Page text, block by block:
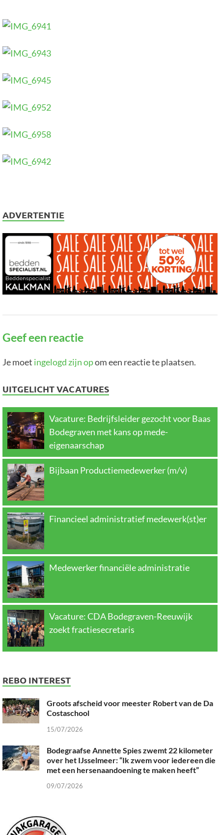
ADVERTENTIE
Geef een reactie
Je moet ingelogd zijn opom een reactie te plaatsen.
UITGELICHT VACATURES
Vacature: Bedrijfsleider gezocht voor Baas
Bodegraven met kans op mede-
eigenaarschap
Bijbaan Productiemedewerker (m/v)
Financieel administratief medewerk(st)er
Medewerker financiële administratie
Vacature: CDA Bodegraven-Reeuwijk
zoekt fractiesecretaris
REBO INTEREST
Groots afscheid voor meester Robert van de Da
Costaschool
15/07/2026
Bodegraafse Annette Spies zwemt 22 kilometer
over het IJsselmeer: “Ik zwem voor iedereen die
met een hersenaandoening te maken heeft”
09/07/2026